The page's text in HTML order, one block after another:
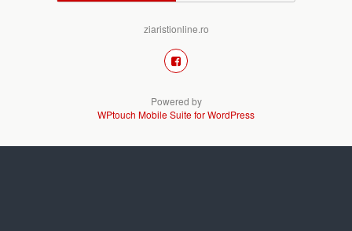
ziaristionline.ro
Powered by
WPtouch Mobile Suite for WordPress